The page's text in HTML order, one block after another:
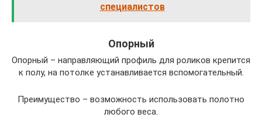
специалистов
Опорный
Опорный – направляющий профиль для роликов крепится
к полу, на потолке устанавливается вспомогательный.
Преимущество – возможность использовать полотно
любого веса.